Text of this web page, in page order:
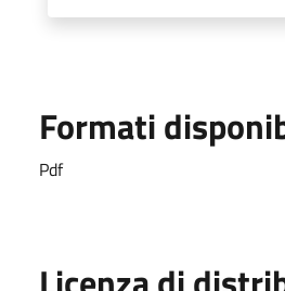
Formati
Pdf